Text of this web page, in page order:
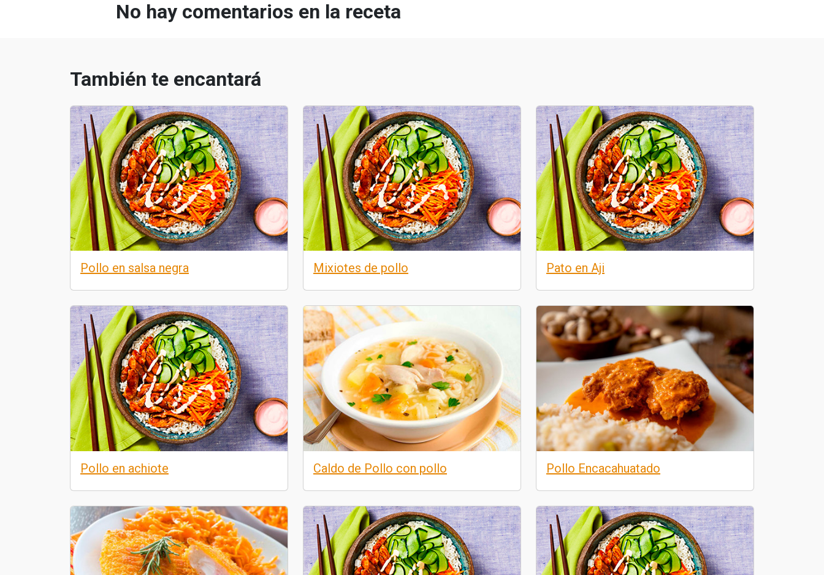
No hay comentarios en la receta
También te encantará
Pollo en salsa negra Mixiotes de pollo Pato en Aji
Pollo en achiote Caldo de Pollo con pollo Pollo Encacahuatado